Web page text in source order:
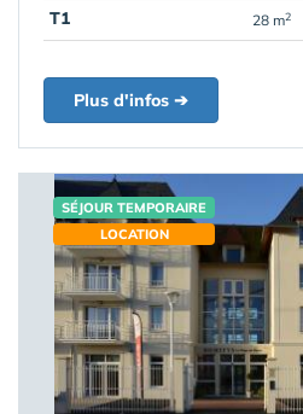
T1
28 m2
Plus d'infos ➔
SÉJOUR TEMPORAIRE
LOCATION